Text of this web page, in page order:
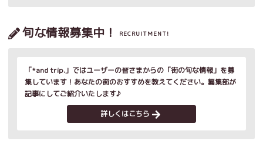
旬な情報募集中！ RECRUITMENT!
「*and trip.」ではユーザーの皆さまからの「街の旬な情報」を募
集しています！あなたの街のおすすめを教えてください。編集部が
記事にしてご紹介いたします♪
詳しくはこちら